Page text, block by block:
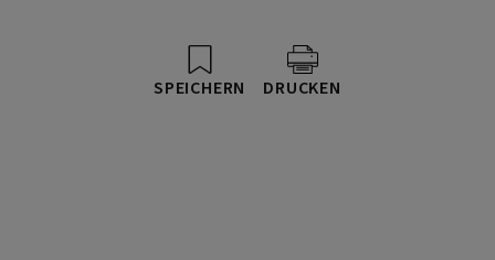
SPEICHERN DRUCKEN